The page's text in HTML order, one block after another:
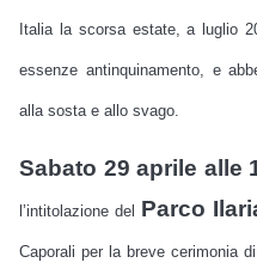
Italia la scorsa estate, a luglio
essenze antinquinamento, e
alla sosta e allo svago.
Sabato 29 aprile alle
l’intitolazione del Parco
Caporali per la breve cerimonia